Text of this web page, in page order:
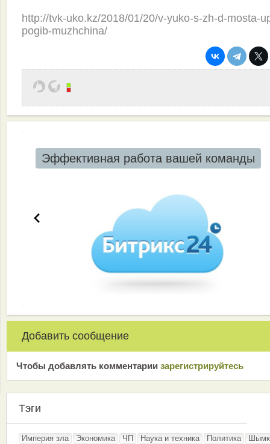
http://tvk-uko.kz/2018/01/20/v-yuko-s-zh-d-mosta-
pogib-muzhchina/
Эффективная работа вашей команды
Добавить сообщение
Чтобы добавлять комментарии зарeгиcтрирyйтeсь
Тэги
Империя зла Экономика ЧП Наука и техника Политика